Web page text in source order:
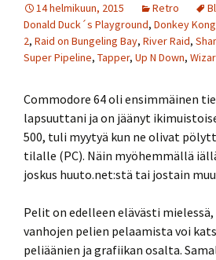
14 helmikuun, 2015 Retro
Donald Duck´s Playground, Donkey Kong
2, Raid on Bungeling Bay, River Raid,
Super Pipeline, Tapper, Up N Down,
Commodore 64 oli ensimmäinen
lapsuuttani ja on jäänyt
500, tuli myytyä kun ne olivat
tilalle (PC). Näin myöhemmällä
joskus huuto.net:stä tai jostain
Pelit on edelleen elävästi
vanhojen pelien pelaamista voi
peliäänien ja grafiikan osalta.